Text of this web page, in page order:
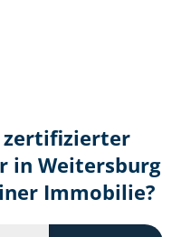
in Weitersburg
Immobilie?